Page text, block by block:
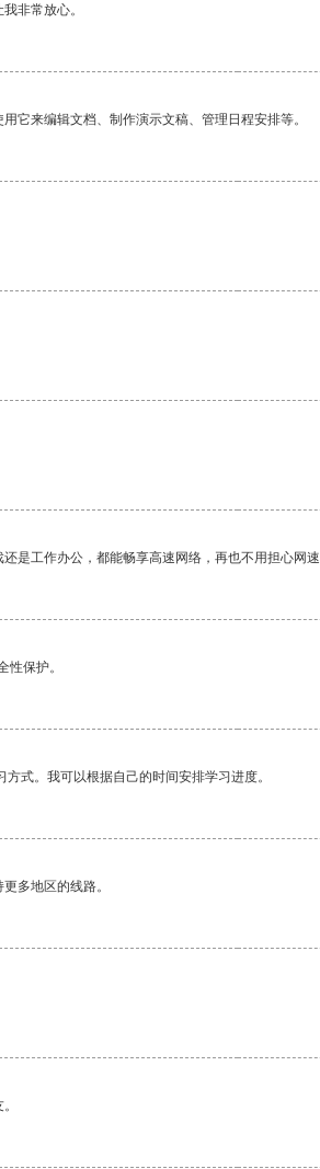
非常放心。
它来编辑文档、制作演示文稿、管理日程安排等。
是工作办公，都能畅享高速网络，再也不用担心
保护。
式。我可以根据自己的时间安排学习进度。
多地区的线路。